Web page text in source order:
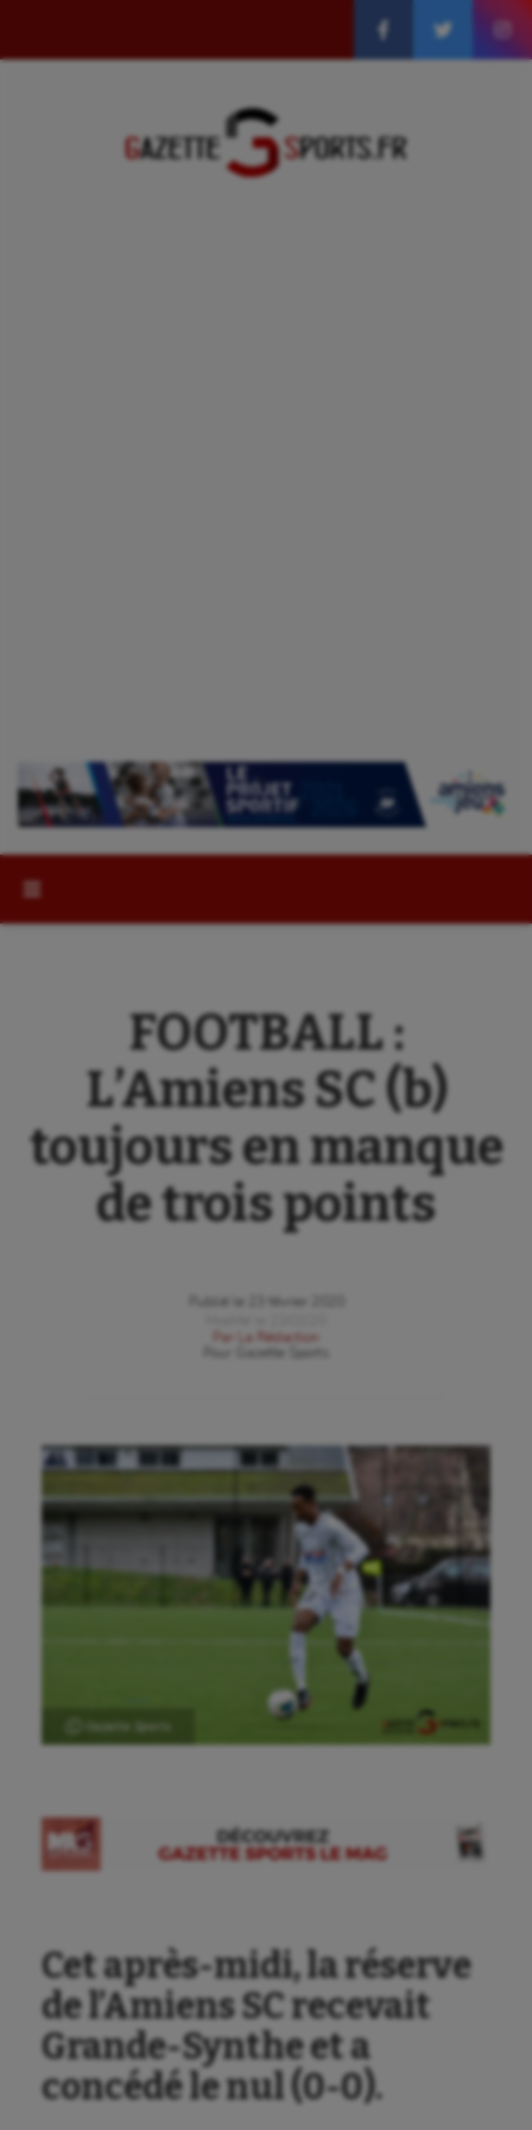
Aéronautique
Auto
Aviron
Balle à la main
Ballon au poing
FOOTBALL :
L’Amiens SC (b)
toujours en manque
de trois points
Publié le
23 février 2020
Par
La Rédaction
Gazette Sports
Ⓒ Gazette Sports
Cet après-midi, la réserve
de l’Amiens SC recevait
Grande-Synthe et a
concédé le nul (0-0).